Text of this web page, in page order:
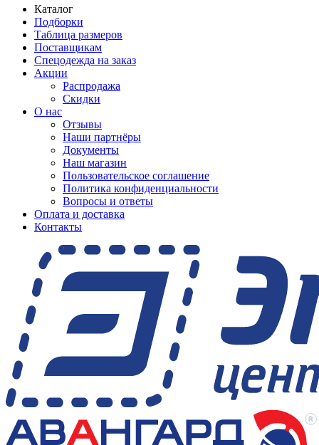
Каталог
Подборки
Таблица размеров
Поставщикам
Спецодежда на заказ
Акции
Распродажа
Скидки
О нас
Отзывы
Наши партнёры
Документы
Наш магазин
Пользовательское соглашение
Политика конфиденциальности
Вопросы и ответы
Оплата и доставка
Контакты